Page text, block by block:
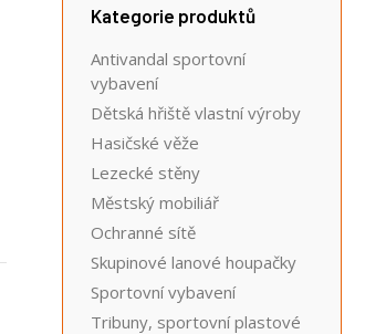
Kategorie produktů
Antivandal sportovní
vybavení
Dětská hřiště vlastní výroby
Hasičské věže
Lezecké stěny
Městský mobiliář
Ochranné sítě
Skupinové lanové houpačky
Sportovní vybavení
Tribuny, sportovní plastové